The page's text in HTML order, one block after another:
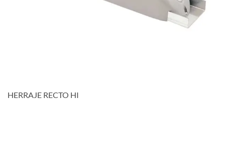
HERRAJE RECTO HI